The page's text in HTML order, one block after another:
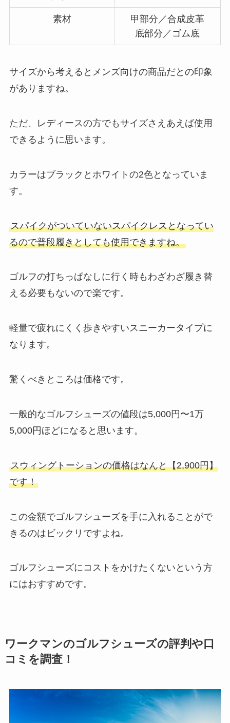
素材
甲部分／合成皮革
底部分／ゴム底
サイズから考えるとメンズ向けの商品だとの印象
がありますね。
ただ、レディースの方でもサイズさえあえば使用
できるように思います。
カラーはブラックとホワイトの2色となっていま
す。
スパイクがついていないスパイクレスとなってい
るので普段履きとしても使用できますね。
ゴルフの打ちっぱなしに行く時もわざわざ履き替
える必要もないので楽です。
軽量で疲れにくく歩きやすいスニーカータイプに
なります。
驚くべきところは価格です。
一般的なゴルフシューズの値段は5,000円〜1万
5,000円ほどになると思います。
スウィングトーションの価格はなんと【2,900円】
です！
この金額でゴルフシューズを手に入れることがで
きるのはビックリですよね。
ゴルフシューズにコストをかけたくないという方
にはおすすめです。
ワークマンのゴルフシューズの評判や口
コミを調査！